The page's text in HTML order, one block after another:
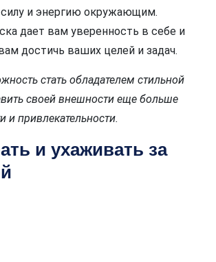
и энергию окружающим.
дает вам уверенность в себе и
достичь ваших целей и задач.
стать обладателем стильной
своей внешности еще больше
и привлекательности.
и ухаживать за